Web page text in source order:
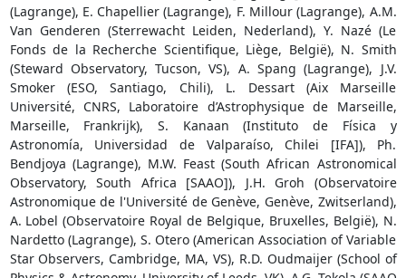
(Lagrange), E. Chapellier (Lagrange), F. Millour (Lagrange), A.M.
Van Genderen (Sterrewacht Leiden, Nederland), Y. Nazé (Le
Fonds de la Recherche Scientifique, Liège, België), N. Smith
(Steward Observatory, Tucson, VS), A. Spang (Lagrange), J.V.
Smoker (ESO, Santiago, Chili), L. Dessart (Aix Marseille
Université, CNRS, Laboratoire d’Astrophysique de Marseille,
Marseille, Frankrijk), S. Kanaan (Instituto de Física y
Astronomía, Universidad de Valparaíso, Chilei [IFA]), Ph.
Bendjoya (Lagrange), M.W. Feast (South African Astronomical
Observatory, South Africa [SAAO]), J.H. Groh (Observatoire
Astronomique de l'Université de Genève, Genève, Zwitserland),
A. Lobel (Observatoire Royal de Belgique, Bruxelles, België), N.
Nardetto (Lagrange), S. Otero (American Association of Variable
Star Observers, Cambridge, MA, VS), R.D. Oudmaijer (School of